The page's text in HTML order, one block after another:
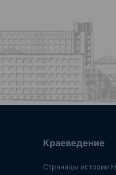
Краеведение
Страницы истории